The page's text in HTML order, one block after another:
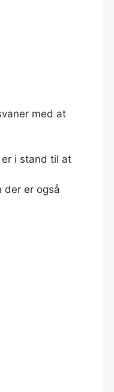
med at
i stand til at
er også